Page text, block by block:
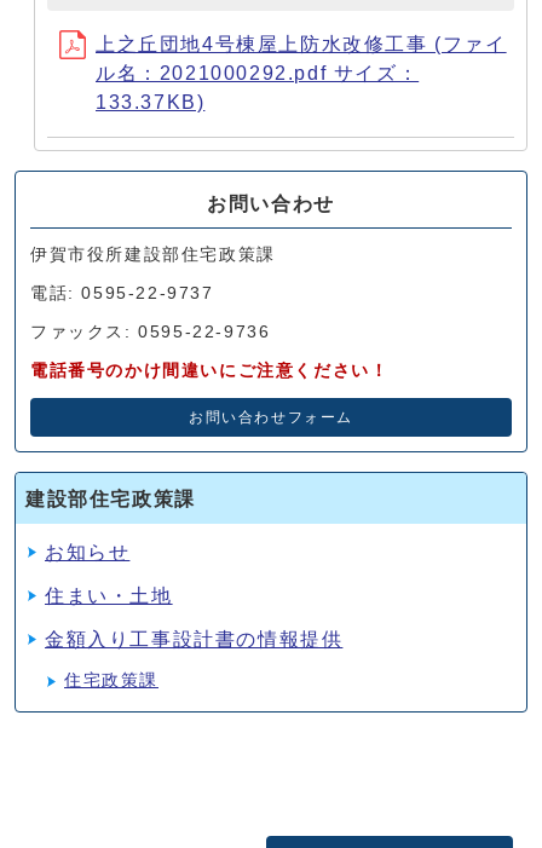
上之丘団地4号棟屋上防水改修工事 (ファイ
ル名：2021000292.pdf サイズ：
133.37KB)
お問い合わせ
伊賀市役所建設部住宅政策課
電話: 0595-22-9737
ファックス: 0595-22-9736
電話番号のかけ間違いにご注意ください！
お問い合わせフォーム
建設部住宅政策課
お知らせ
住まい・土地
金額入り工事設計書の情報提供
住宅政策課